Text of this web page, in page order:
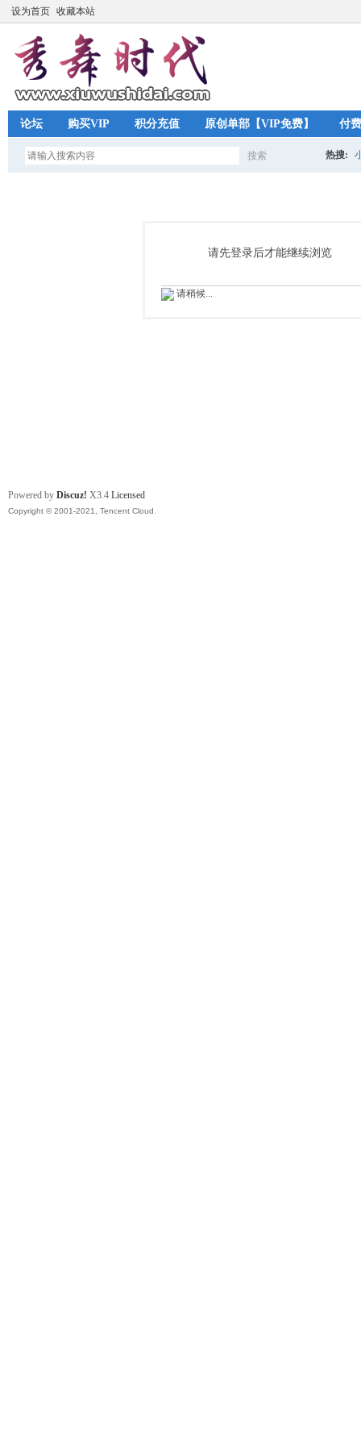
设为首页 收藏本站
论坛 购买VIP 积分充值 原创单部【VIP免费】 付
搜索
索
热搜:
请先登录后才能继续浏览
请稍候...
Powered by Discuz! X3.4 Licensed
Copyright © 2001-2021, Tencent Cloud.